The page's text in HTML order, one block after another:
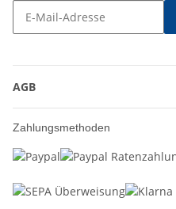
AGB
Zahlungsmethoden